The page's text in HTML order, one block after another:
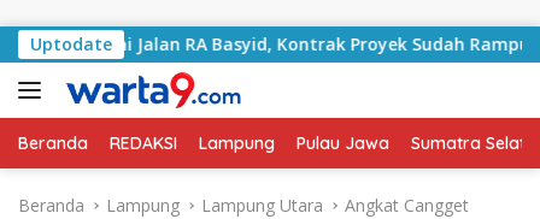
Uptodate
Jalan RA Basyid, Kontrak Proyek Sudah Rampung
Beranda REDAKSI Lampung Pulau Jawa Sumatra
Beranda Lampung Lampung Utara
Angkat Cangget